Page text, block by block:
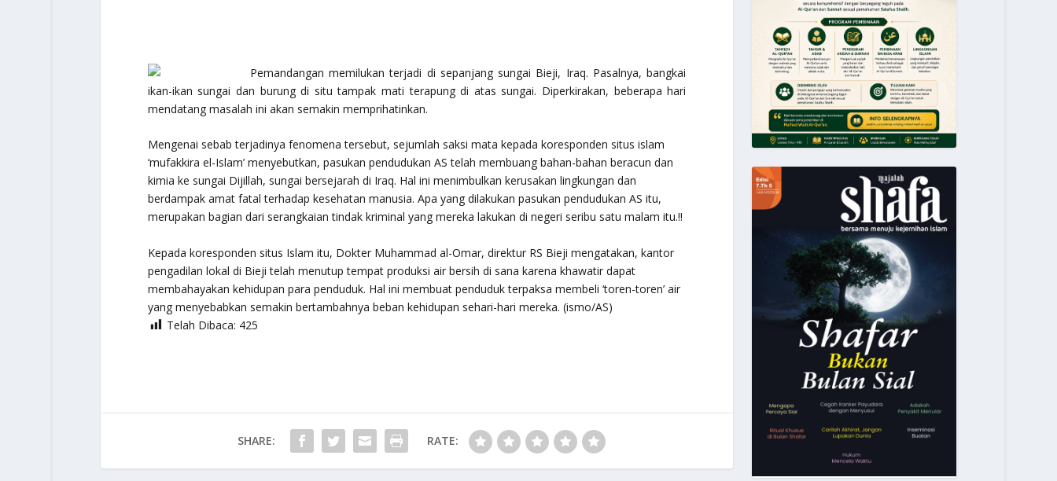
Pemandangan memilukan terjadi di sepanjang sungai Bieji, Iraq. Pasalnya, bangkai
ikan-ikan sungai dan burung di situ tampak mati terapung di atas sungai. Diperkirakan, beberapa hari
mendatang masalah ini akan semakin memprihatinkan.
Mengenai sebab terjadinya fenomena tersebut, sejumlah saksi mata kepada koresponden situs islam
‘mufakkira el-Islam’ menyebutkan, pasukan pendudukan AS telah membuang bahan-bahan beracun dan
kimia ke sungai Dijillah, sungai bersejarah di Iraq. Hal ini menimbulkan kerusakan lingkungan dan
berdampak amat fatal terhadap kesehatan manusia. Apa yang dilakukan pasukan pendudukan AS itu,
merupakan bagian dari serangkaian tindak kriminal yang mereka lakukan di negeri seribu satu malam itu.!!
Kepada koresponden situs Islam itu, Dokter Muhammad al-Omar, direktur RS Bieji mengatakan, kantor
pengadilan lokal di Bieji telah menutup tempat produksi air bersih di sana karena khawatir dapat
membahayakan kehidupan para penduduk. Hal ini membuat penduduk terpaksa membeli ‘toren-toren’ air
yang menyebabkan semakin bertambahnya beban kehidupan sehari-hari mereka. (ismo/AS)
Telah Dibaca: 425
SHARE: RATE: